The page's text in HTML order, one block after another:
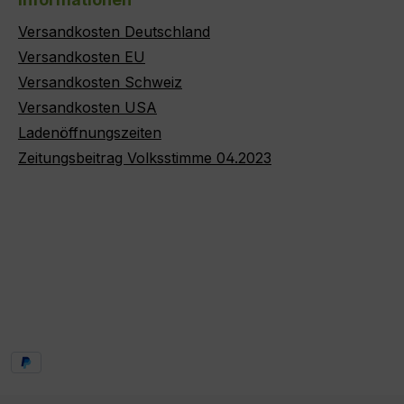
Versandkosten Deutschland
Versandkosten EU
Versandkosten Schweiz
Versandkosten USA
Ladenöffnungszeiten
Zeitungsbeitrag Volksstimme 04.2023